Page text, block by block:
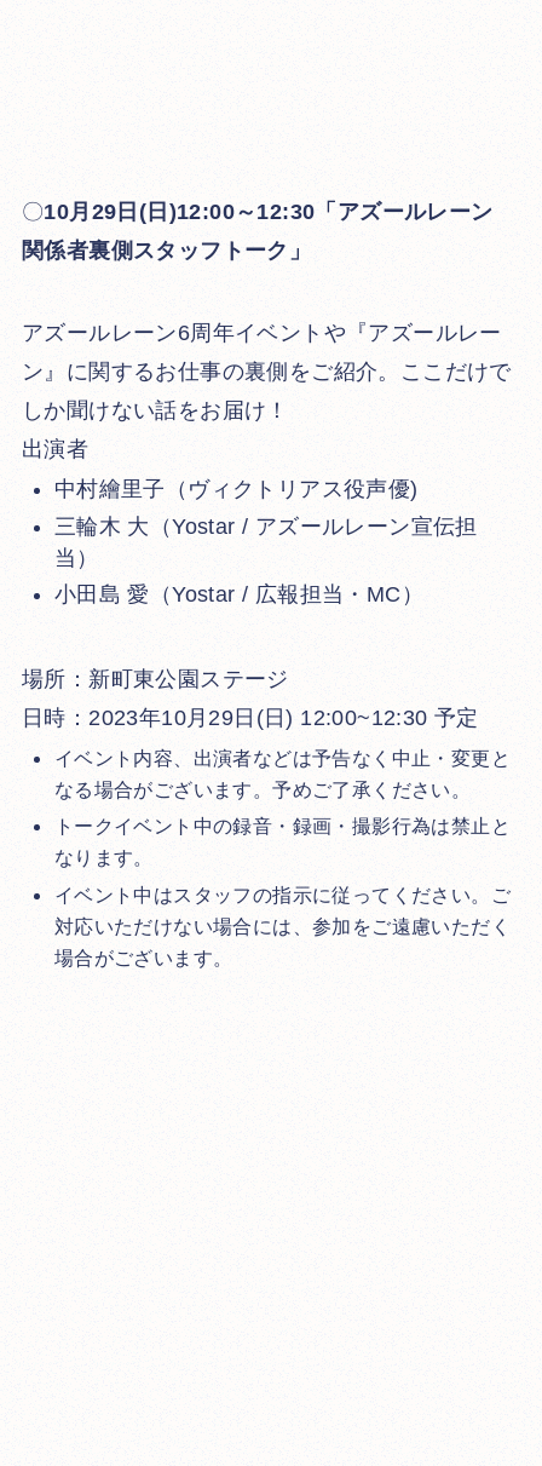
〇10月29日(日)12:00～12:30「アズールレーン
関係者裏側スタッフトーク」
アズールレーン6周年イベントや『アズールレー
ン』に関するお仕事の裏側をご紹介。ここだけで
しか聞けない話をお届け！
出演者
中村繪里子（ヴィクトリアス役声優)
三輪木 大（Yostar / アズールレーン宣伝担
当）
小田島 愛（Yostar / 広報担当・MC）
場所：新町東公園ステージ
日時：2023年10月29日(日) 12:00~12:30 予定
イベント内容、出演者などは予告なく中止・変更と
なる場合がございます。予めご了承ください。
トークイベント中の録音・録画・撮影行為は禁止と
なります。
イベント中はスタッフの指示に従ってください。ご
対応いただけない場合には、参加をご遠慮いただく
場合がございます。